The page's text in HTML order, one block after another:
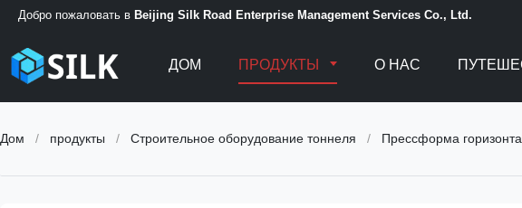
Добро пожаловать в Beijing Silk Road Enterprise Management Services Co., Ltd.
ДОМ ПРОДУКТЫ О НАС
Дом / продукты / Строительное оборудование тоннеля / Прессформа